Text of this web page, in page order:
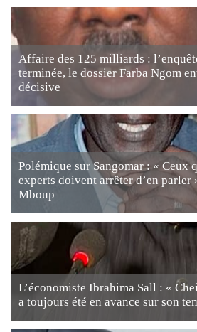
Affaire des 125 milliards :
terminée, le dossier Farba Ngom
décisive
Polémique sur Sangomar : « Ceux
experts doivent arrêter d’en parler
Mboup
L’économiste Ibrahima Sall : «
a toujours été en avance sur son